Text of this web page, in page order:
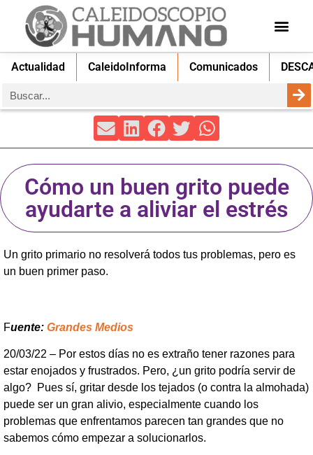
Actualidad CaleidoInforma Comunicados
Cómo un buen grito puede
ayudarte a aliviar el estrés
Un grito primario no resolverá todos tus problemas, pero es
un buen primer paso.
Fuente: Grandes Medios
20/03/22 – Por estos días no es extraño tener razones para
estar enojados y frustrados. Pero, ¿un grito podría servir de
algo? Pues sí, gritar desde los tejados (o contra la almohada)
puede ser un gran alivio, especialmente cuando los
problemas que enfrentamos parecen tan grandes que no
sabemos cómo empezar a solucionarlos.